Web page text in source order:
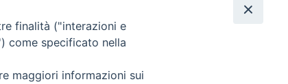
Valmarana, 20 – 35133 Padova
finalità ("interazioni e
come specificato nella
maggiori informazioni sui